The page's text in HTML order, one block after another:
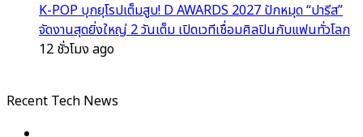
K-POP บุกยุโรปเต็มสูบ! D AWARDS 2027 ปักหมุด “ปารีส”
จัดงานสุดยิ่งใหญ่ 2 วันเต็ม เปิดเวทีเชื่อมศิลปินกับแฟนทั่วโลก
12 ชั่วโมง ago
Recent Tech News